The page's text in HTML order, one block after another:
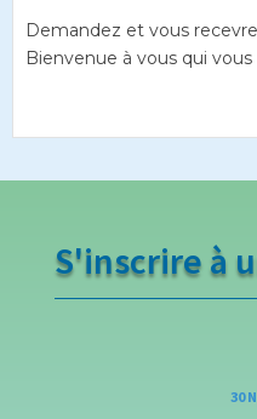
Demandez et vous
Bienvenue à vous qui
S'inscrire à
30